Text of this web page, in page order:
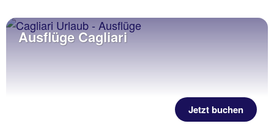
Ausflüge Cagliari
Jetzt buchen